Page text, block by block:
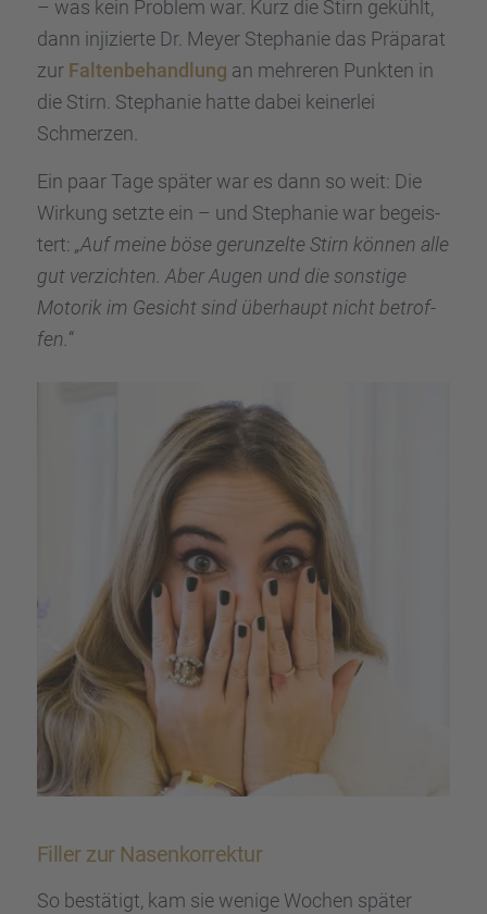
– was kein Problem war. Kurz die Stirn gekühlt,
dann injizierte Dr. Meyer Stepha­nie das Präpa­rat
zur Falten­be­hand­lung an mehre­ren Punkten in
die Stirn. Stepha­nie hatte dabei keiner­lei
Schmer­zen.
Ein paar Tage später war es dann so weit: Die
Wirkung setzte ein – und Stepha­nie war begeis­
tert: „Auf meine böse gerun­zelte Stirn können alle
gut verzich­ten. Aber Augen und die sonstige
Motorik im Gesicht sind überhaupt nicht betrof­
fen.“
Filler zur Nasen­kor­rek­tur
So bestä­tigt, kam sie wenige Wochen später